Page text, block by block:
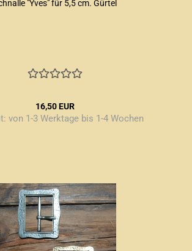
"Yves" für 5,5 cm. Gürtel
16,50 EUR
von 1-3 Werktage bis 1-4 Wochen